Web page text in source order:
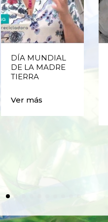
DÍA MUNDIAL
DE LA MADRE
TIERRA
Ver más